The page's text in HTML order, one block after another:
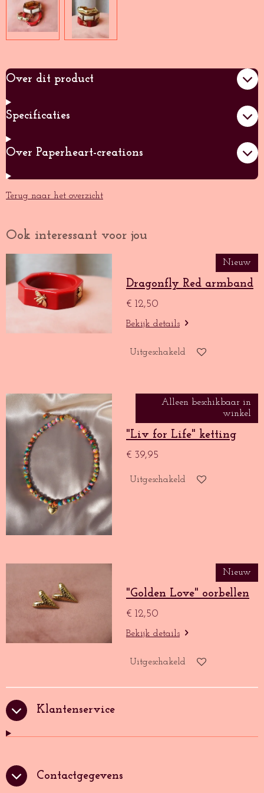
Over dit product
Specificaties
Over Paperheart-creations
Terug naar het overzicht
Ook interessant voor jou
Nieuw
Dragonfly Red armband
€ 12,50
Bekijk details
Uitgeschakeld
Alleen beschikbaar in
winkel
"Liv for Life" ketting
€ 39,95
Uitgeschakeld
Nieuw
"Golden Love" oorbellen
€ 12,50
Bekijk details
Uitgeschakeld
Klantenservice
Contactgegevens